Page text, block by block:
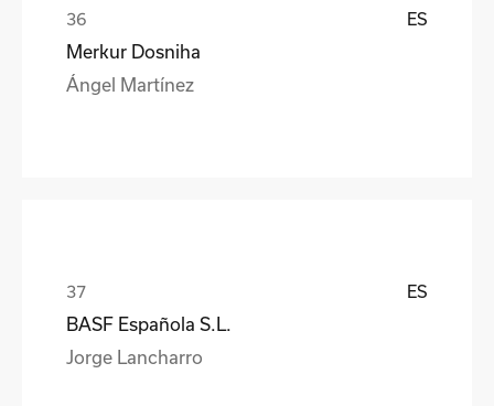
ES
Merkur Dosniha
Ángel Martínez
ES
BASF Española S.L.
Jorge Lancharro